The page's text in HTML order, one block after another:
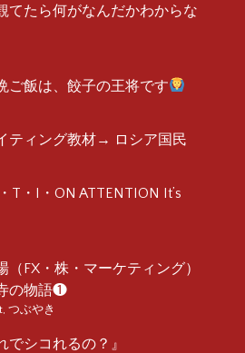
てたら何がなんだかわからな
ご飯は、餃子の王将です
ティング教材→ ロシア国民
T・I・ON ATTENTION It’s
（FX・株・マーケティング）
の物語❶
つぶやき
シコれるの？』